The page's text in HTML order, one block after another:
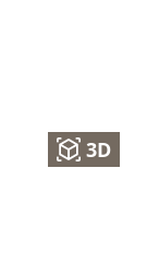
3D